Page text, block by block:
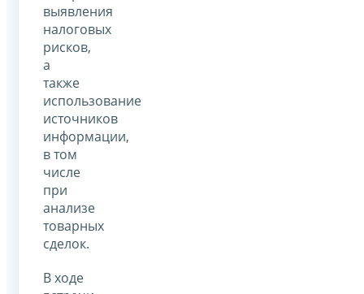
выявления
налоговых
рисков,
а
также
использование
источников
информации,
в том
числе
при
анализе
товарных
сделок.
В ходе